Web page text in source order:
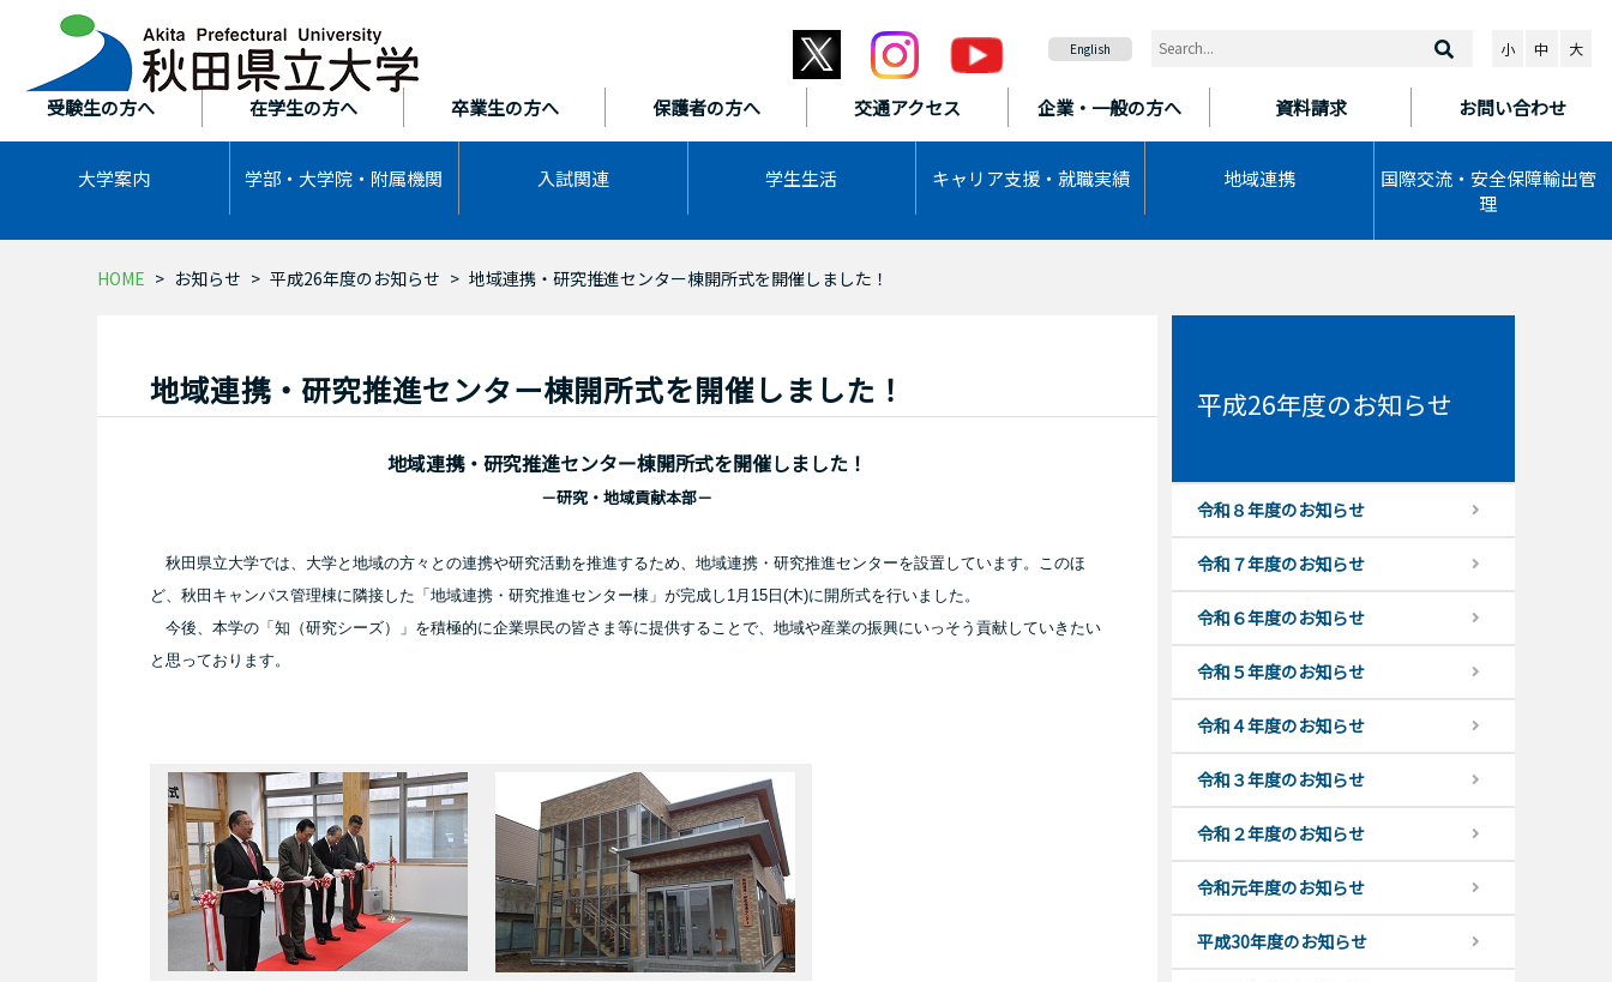
受験生の方へ 在学生の方へ 卒業生の方へ 保護者の方へ 交通アクセス 企業・一般の方へ 資料請求 お問い合わせ
大学案内 学部・大学院・ 附属機関 入試関連 学生生活 キャリア支援・ 就職実績 地域連携
国際交流・安全保障輸出管
理
English 小 中 大
HOME お知らせ 平成26年度のお知らせ 地域連携・研究推進センター棟開所式を開催しました！
地域連携・研究推進センター棟開所式を開催しました！
地域連携・研究推進センター棟開所式を開催しました！
－研究・地域貢献本部－
秋田県立大学では、大学と地域の方々との連携や研究活動を推進するため、地域連携・研究推進センターを設置しています。このほ
ど、秋田キャンパス管理棟に隣接した「地域連携・研究推進センター棟」が完成し1月15日(木)に開所式を行いました。
今後、本学の「知（研究シーズ）」を積極的に企業県民の皆さま等に提供することで、地域や産業の振興にいっそう貢献していきたい
と思っております。
平成26年度のお知らせ
令和８年度のお知らせ
令和７年度のお知らせ
令和６年度のお知らせ
令和５年度のお知らせ
令和４年度のお知らせ
令和３年度のお知らせ
令和２年度のお知らせ
令和元年度のお知らせ
平成30年度のお知らせ